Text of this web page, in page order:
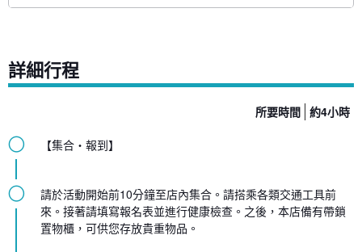
詳細行程
所要時間 約4小時
◯ 【集合・報到】
◯
請於活動開始前10分鐘至店內集合。請搭乘各類交通工具前
來。接著請填寫報名表並進行健康檢查。之後，本店備有帶鎖
置物櫃，可供您存放貴重物品。